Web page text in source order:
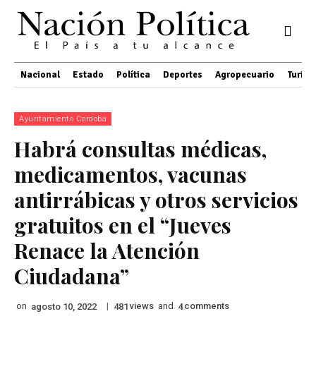
Nacional Estado Política Deportes Agropecuario
Ayuntamiento Cordoba
Habrá consultas médicas,
medicamentos, vacunas
antirrábicas y otros servicios
gratuitos en el “Jueves
Renace la Atención
Ciudadana”
on agosto 10, 2022 | 481 views and 4 comments